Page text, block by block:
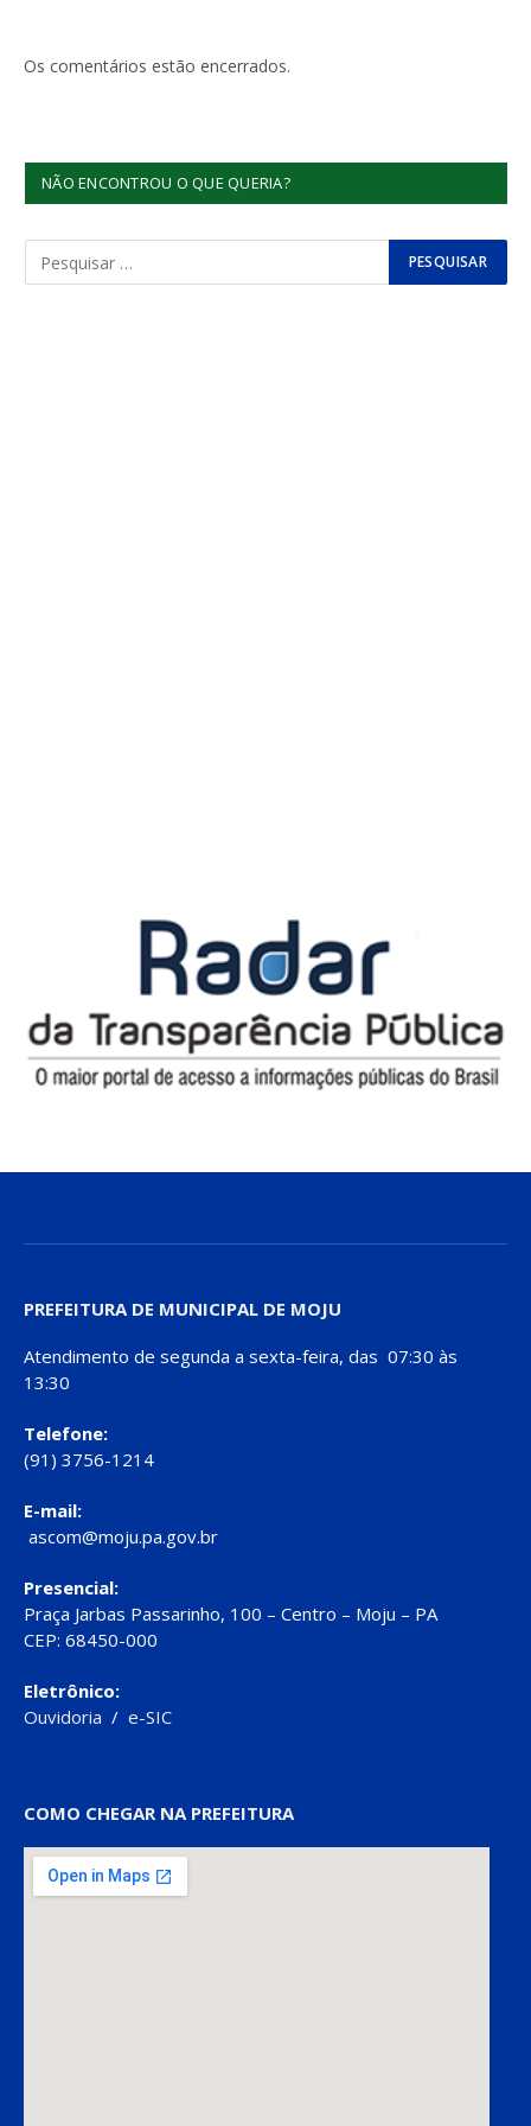
Os comentários estão encerrados.
NÃO ENCONTROU O QUE QUERIA?
PREFEITURA DE MUNICIPAL DE MOJU
Atendimento de segunda a sexta-feira, das 07:30 às
13:30
Telefone:
(91) 3756-1214
E-mail:
ascom@moju.pa.gov.br
Presencial:
Praça Jarbas Passarinho, 100 – Centro – Moju – PA
CEP: 68450-000
Eletrônico:
Ouvidoria / e-SIC
COMO CHEGAR NA PREFEITURA